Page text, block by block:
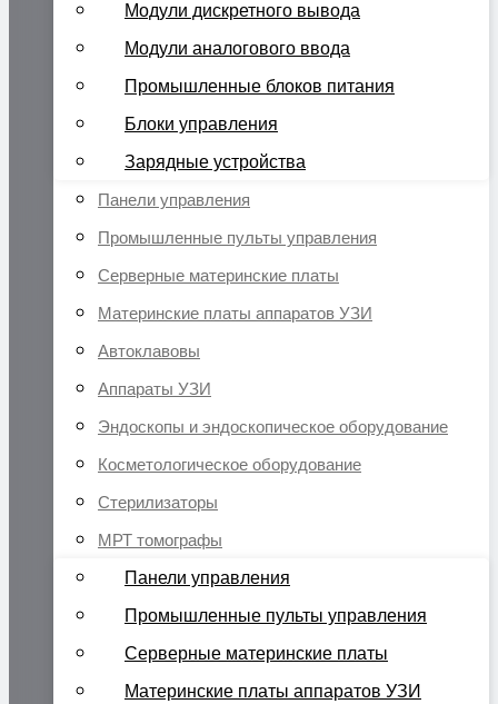
Модули дискретного вывода
Модули аналогового ввода
Промышленные блоков питания
Блоки управления
Зарядные устройства
Панели управления
Промышленные пульты управления
Серверные материнские платы
Материнские платы аппаратов УЗИ
Автоклавовы
Аппараты УЗИ
Эндоскопы и эндоскопическое оборудование
Косметологическое оборудование
Стерилизаторы
МРТ томографы
Панели управления
Промышленные пульты управления
Серверные материнские платы
Материнские платы аппаратов УЗИ